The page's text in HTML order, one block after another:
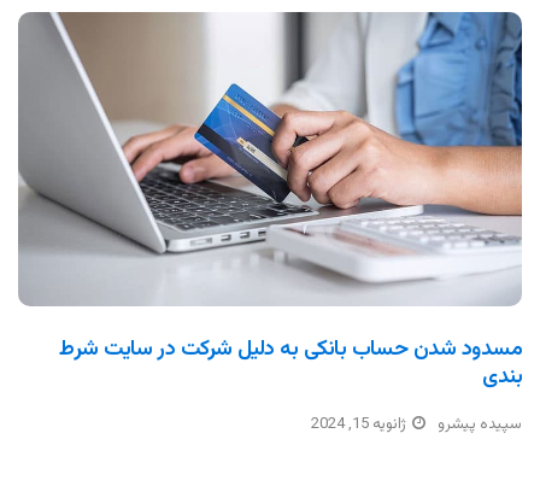
مسدود شدن حساب بانکی به دلیل شرکت در سایت شرط
بندی
سپیده پیشرو ژانویه 15, 2024